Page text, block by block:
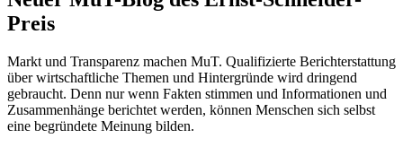
Preis
Markt und Transparenz machen MuT. Qualifizierte Berichterstattung
über wirtschaftliche Themen und Hintergründe wird dringend
gebraucht. Denn nur wenn Fakten stimmen und Informationen und
Zusammenhänge berichtet werden, können Menschen sich selbst
eine begründete Meinung bilden.